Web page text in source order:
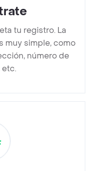
tu registro. La
muy simple, como
número de
etc.